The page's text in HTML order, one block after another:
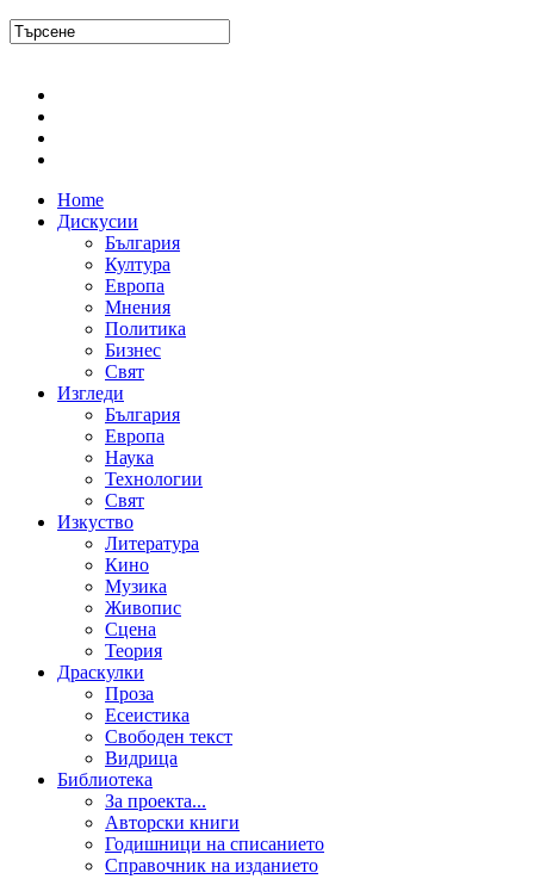
Home
Дискусии
България
Култура
Европа
Мнения
Политика
Бизнес
Свят
Изгледи
България
Европа
Наука
Технологии
Свят
Изкуство
Литература
Кино
Музика
Живопис
Сцена
Теория
Драскулки
Проза
Есеистика
Свободен текст
Видрица
Библиотека
За проекта...
Авторски книги
Годишници на списанието
Справочник на изданието